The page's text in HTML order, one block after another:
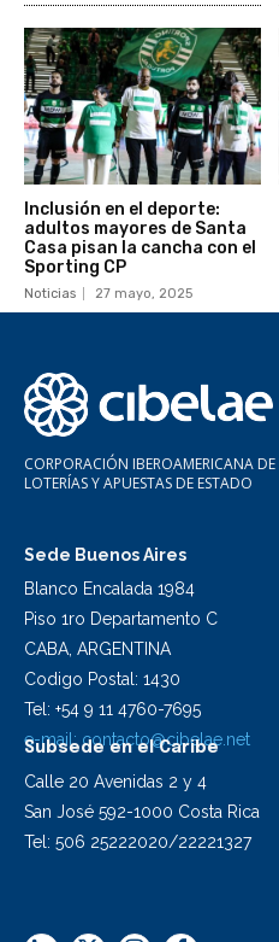
Inclusión en el deporte:
adultos mayores de Santa
Casa pisan la cancha con el
Sporting CP
Noticias 27 mayo, 2025
CORPORACIÓN IBEROAMERICANA DE
LOTERÍAS Y APUESTAS DE ESTADO
Sede Buenos Aires
Blanco Encalada 1984
Piso 1ro Departamento C
CABA, ARGENTINA
Codigo Postal: 1430
Tel: +54 9 11 4760-7695
e-mail: contacto@cibelae.net
Subsede en el Caribe
Calle 20 Avenidas 2 y 4
San José 592-1000 Costa Rica
Tel: 506 25222020/22221327